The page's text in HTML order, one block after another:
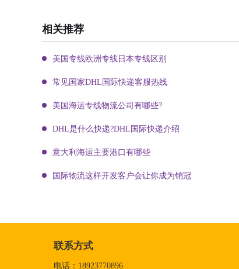
相关推荐
美国专线欧洲专线日本专线区别
常见国家DHL国际快递客服热线
美国海运专线物流公司有哪些?
DHL是什么快递?DHL国际快递介绍
意大利海运主要港口有哪些
国际物流这样开发客户会让你成为销冠
联系方式
电话：18923770896